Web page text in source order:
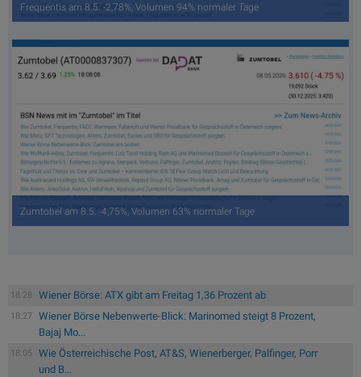
Frequentis am 8.5. -2,78%, Volumen 94% normaler Tage
Zumtobel am 8.5. -4,75%, Volumen 63% normaler Tage
18:28 Wiener Börse: ATX gibt am Freitag 1,36 Prozent ab
18:27
Wiener Börse Nebenwerte-Blick: Marinomed steigt 8 Prozent,
Bajaj Mo...
18:05
Wie Österreichische Post, AT&S, Wienerberger, Palfinger, Porr
und B...